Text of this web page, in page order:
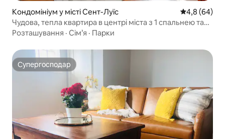
Кондомініум у місті Сент-Луїс Середня
4,8 (64)
Чудова, тепла квартира в центрі міста з 1 спальнею та
1 ванною кімнатою
Розташування · Сім’я · Парки
Супергосподар
Супергосподар